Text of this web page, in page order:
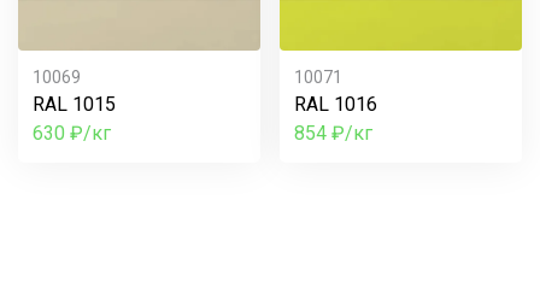
10069
RAL 1015
630 ₽/кг
10071
RAL 1016
854 ₽/кг